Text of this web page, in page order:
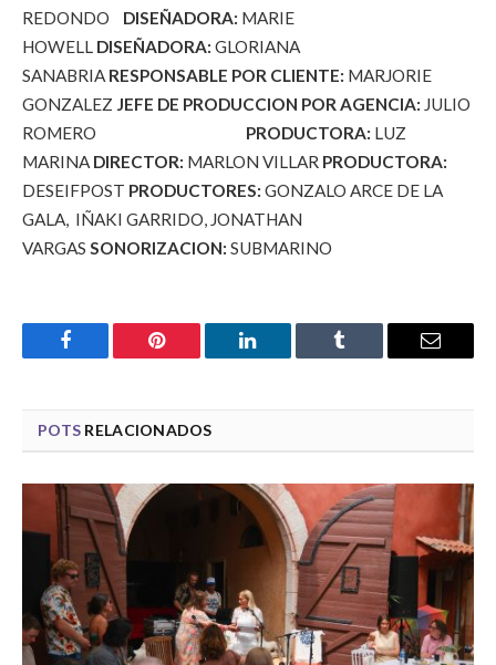
REDONDO
DISEÑADORA: MARIE
HOWELL DISEÑADORA: GLORIANA
SANABRIA RESPONSABLE POR CLIENTE: MARJORIE
GONZALEZ JEFE DE PRODUCCION POR AGENCIA: JULIO
ROMERO PRODUCTORA: LUZ
MARINA DIRECTOR: MARLON VILLAR PRODUCTORA:
DESEIFPOST PRODUCTORES: GONZALO ARCE DE LA
GALA, IÑAKI GARRIDO, JONATHAN
VARGAS SONORIZACION: SUBMARINO
Facebook Pinterest LinkedIn Tumblr Email
POTS RELACIONADOS